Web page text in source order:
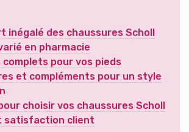
inégalé des chaussures Scholl
en pharmacie
complets pour vos pieds
et compléments pour un style
choisir vos chaussures Scholl
satisfaction client